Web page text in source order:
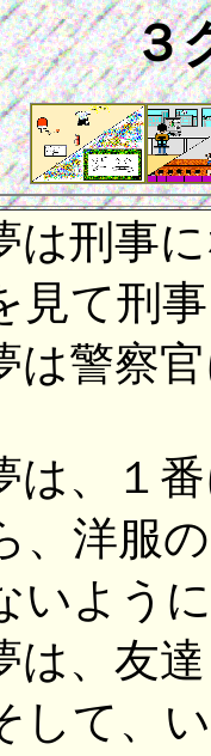
３
は刑事
見て刑
は警察
は、１
、洋服
いよう
は、友
して、